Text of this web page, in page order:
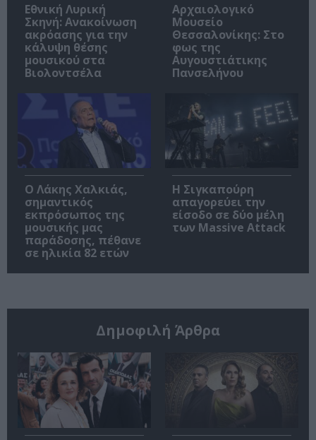
Εθνική Λυρική
Σκηνή: Ανακοίνωση
ακρόασης για την
κάλυψη θέσης
μουσικού στα
Βιολοντσέλα
Αρχαιολογικό
Μουσείο
Θεσσαλονίκης: Στο
φως της
Αυγουστιάτικης
Πανσελήνου
Ο Λάκης Χαλκιάς,
σημαντικός
εκπρόσωπος της
μουσικής μας
παράδοσης, πέθανε
σε ηλικία 82 ετών
Η Σιγκαπούρη
απαγορεύει την
είσοδο σε δύο μέλη
των Massive Attack
Δημοφιλή Άρθρα